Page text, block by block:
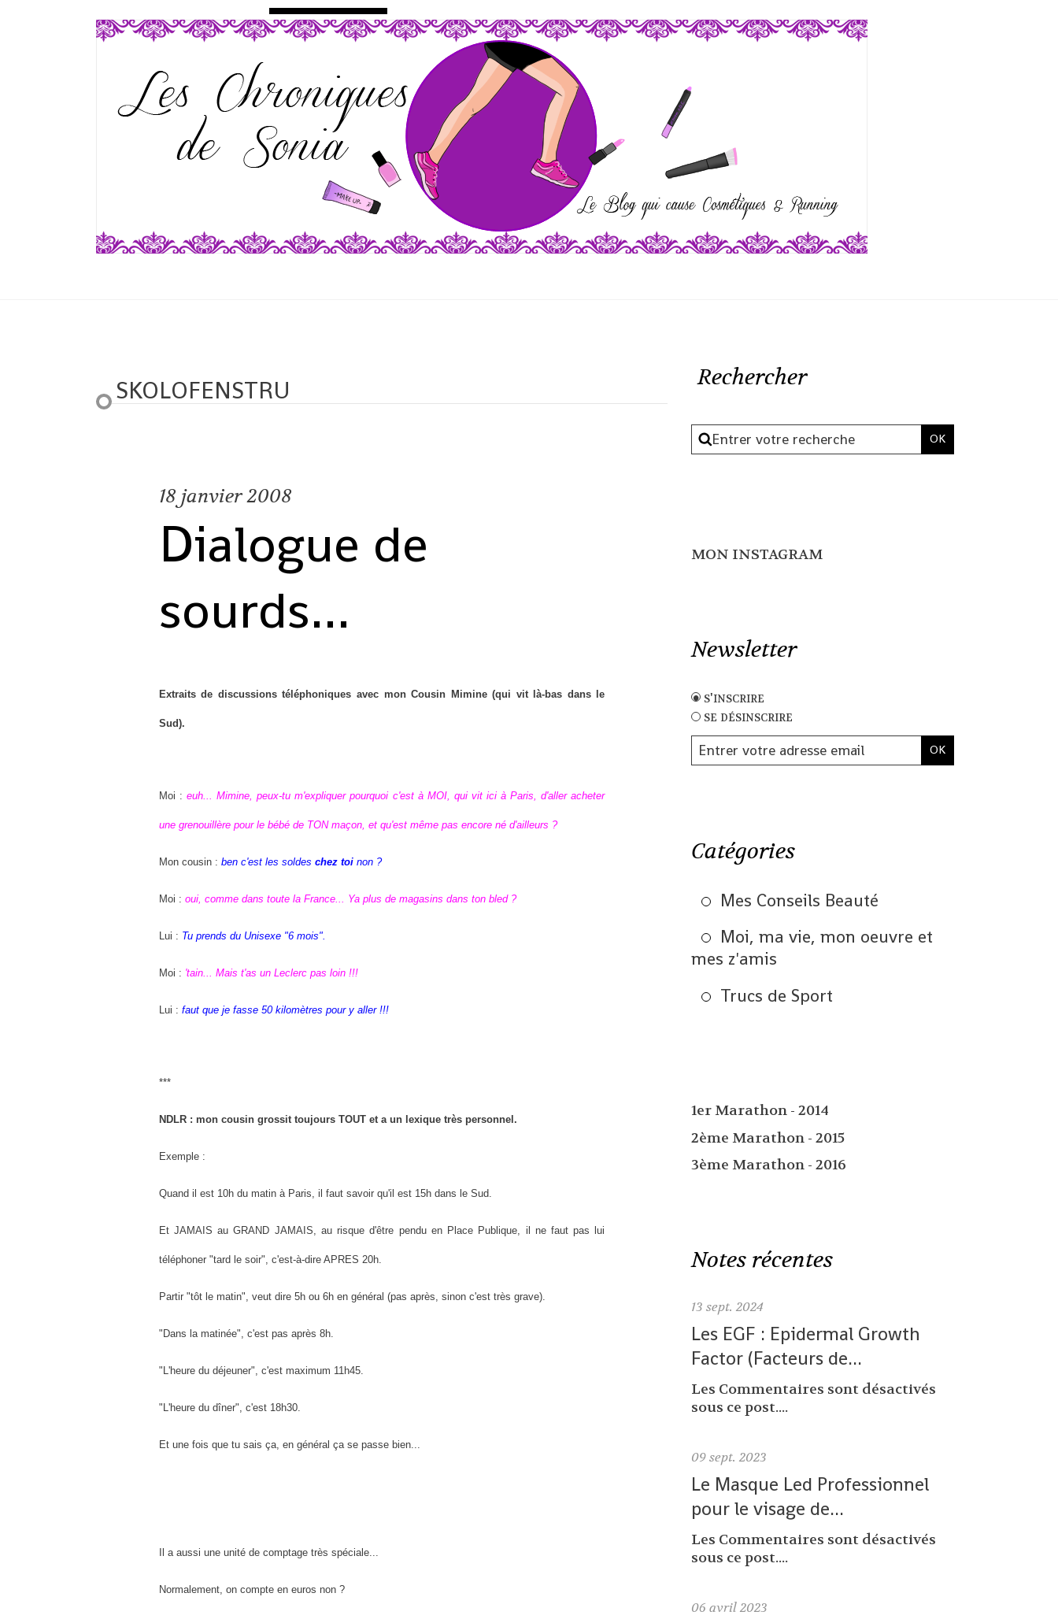
SKOLOFENSTRU
18 janvier 2008
Dialogue de
sourds...
Extraits de discussions téléphoniques avec mon Cousin Mimine (qui vit là-bas dans le
Sud).
Moi : euh... Mimine, peux-tu m'expliquer pourquoi c'est à MOI, qui vit ici à Paris, d'aller acheter
une grenouillère pour le bébé de TON maçon, et qu'est même pas encore né d'ailleurs ?
Mon cousin : ben c'est les soldes chez toinon ?
Moi : oui, comme dans toute la France... Ya plus de magasins dans ton bled ?
Lui : Tu prends du Unisexe "6 mois".
Moi : 'tain... Mais t'as un Leclerc pas loin !!!
Lui : faut que je fasse 50 kilomètres pour y aller !!!
***
NDLR : mon cousin grossit toujours TOUT et a un lexique très personnel.
Exemple :
Quand il est 10h du matin à Paris, il faut savoir qu'il est 15h dans le Sud.
Et JAMAIS au GRAND JAMAIS, au risque d'être pendu en Place Publique, il ne faut pas lui
téléphoner "tard le soir", c'est-à-dire APRES 20h.
Partir "tôt le matin", veut dire 5h ou 6h en général (pas après, sinon c'est très grave).
"Dans la matinée", c'est pas après 8h.
"L'heure du déjeuner", c'est maximum 11h45.
"L'heure du dîner", c'est 18h30.
Et une fois que tu sais ça, en général ça se passe bien...
Il a aussi une unité de comptage très spéciale...
Normalement, on compte en euros non ?
Rechercher
MON INSTAGRAM
Newsletter
s'inscrire
se désinscrire
Catégories
Mes Conseils Beauté
Moi, ma vie, mon oeuvre et
mes z'amis
Trucs de Sport
1er Marathon - 2014
2ème Marathon - 2015
3ème Marathon - 2016
Notes récentes
13 sept. 2024
Les EGF : Epidermal Growth
Factor (Facteurs de...
Les Commentaires sont désactivés
sous ce post....
09 sept. 2023
Le Masque Led Professionnel
pour le visage de...
Les Commentaires sont désactivés
sous ce post....
06 avril 2023